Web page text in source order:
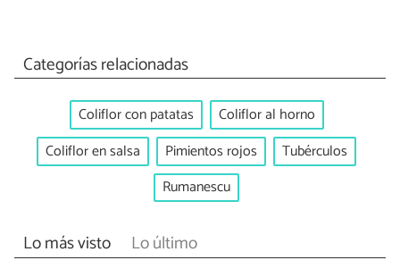
Categorías relacionadas
Coliflor con patatas
Coliflor al horno
Coliflor en salsa
Pimientos rojos
Tubérculos
Rumanescu
Lo más visto Lo último